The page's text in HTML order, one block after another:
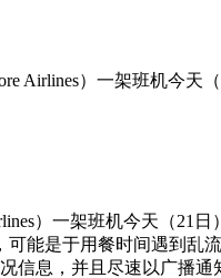
）一架班机今天
）一架班机今天（21
能是于用餐时间遇到乱
并且尽速以广播通知